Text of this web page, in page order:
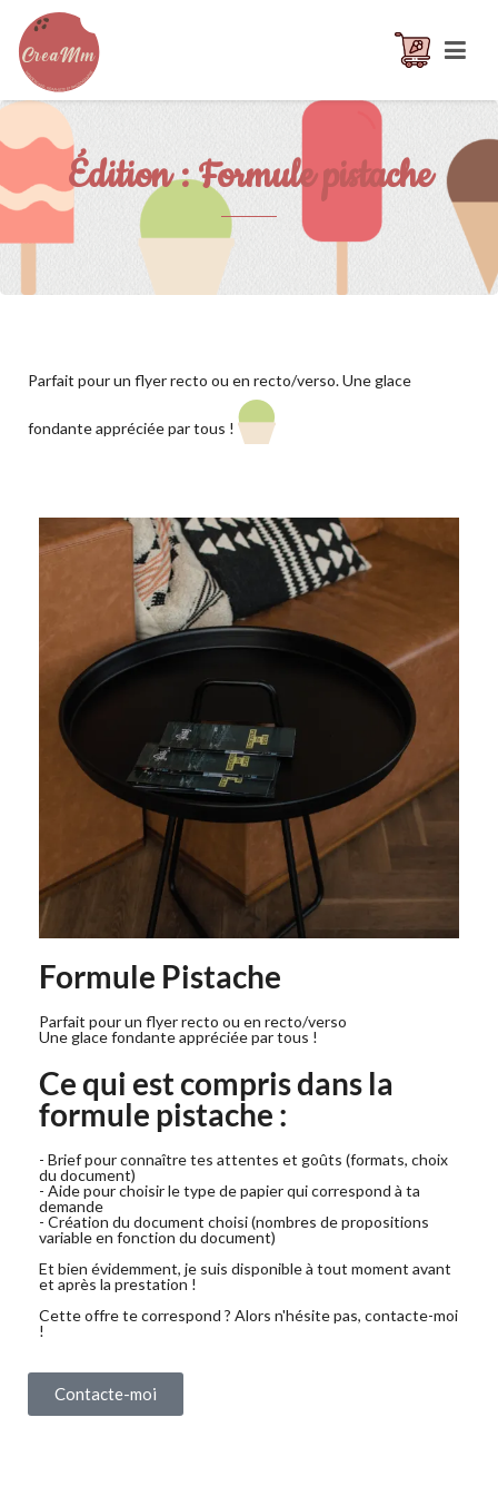
Édition : Formule pistache
Parfait pour un flyer recto ou en recto/verso. Une glace
fondante appréciée par tous !
Formule Pistache
Parfait pour un flyer recto ou en recto/verso
Une glace fondante appréciée par tous !
Ce qui est compris dans la
formule pistache :
- Brief pour connaître tes attentes et goûts (formats, choix
du document)
- Aide pour choisir le type de papier qui correspond à ta
demande
- Création du document choisi (nombres de propositions
variable en fonction du document)
Et bien évidemment, je suis disponible à tout moment avant
et après la prestation !
Cette offre te correspond ? Alors n'hésite pas, contacte-moi
!
Contacte-moi